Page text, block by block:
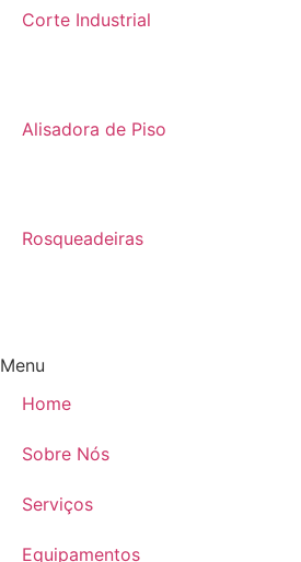
Corte Industrial
Alisadora de Piso
Rosqueadeiras
Menu
Home
Sobre Nós
Serviços
Equipamentos